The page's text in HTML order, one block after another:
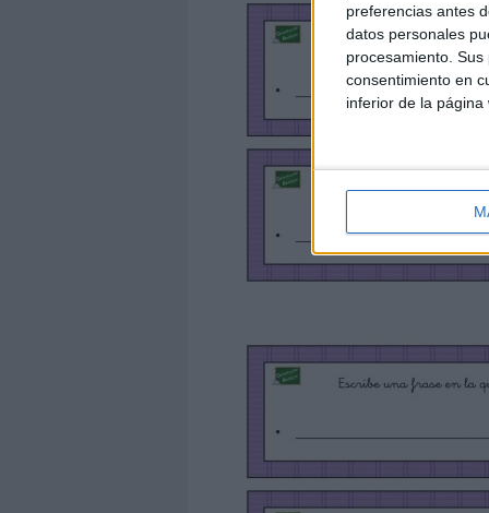
preferencias antes
datos personales
procesamiento.
consentimiento en
inferior de la página